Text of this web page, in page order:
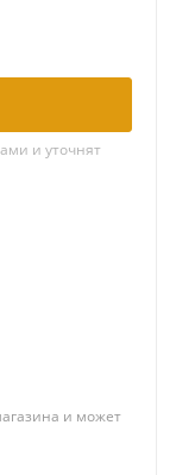
и уточнят
и может